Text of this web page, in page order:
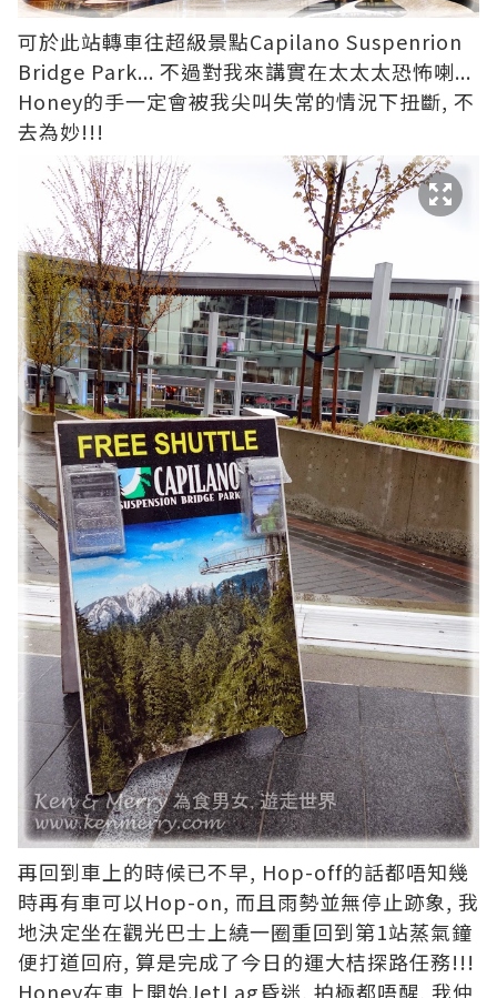
可於此站轉車往超級景點Capilano Suspenrion
Bridge Park... 不過對我來講實在太太太恐怖喇...
Honey的手一定會被我尖叫失常的情況下扭斷, 不
去為妙!!!
再回到車上的時候已不早, Hop-off的話都唔知幾
時再有車可以Hop-on, 而且雨勢並無停止跡象, 我
地決定坐在觀光巴士上繞一圈重回到第1站蒸氣鐘
便打道回府, 算是完成了今日的運大桔探路任務!!!
Honey在車上開始JetLag昏迷, 拍極都唔醒, 我仲